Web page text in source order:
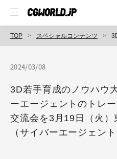
TOP スペシャルコンテンツ 3D若手
2024/03/08
3D若手育成のノウハウ
ーエージェントのトレ
交流会を3月19日（火）
（サイバーエージェント